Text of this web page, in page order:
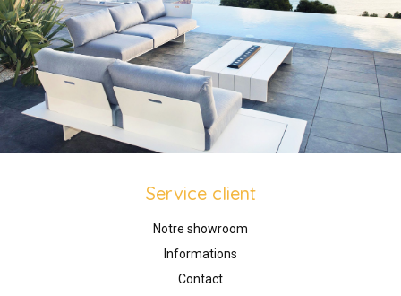
Service client
Notre showroom
Informations
Contact